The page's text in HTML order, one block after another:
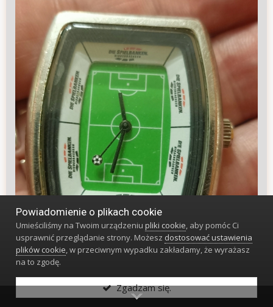
Powiadomienie o plikach cookie
Umieściliśmy na Twoim urządzeniupliki cookie, aby pomóc Ci
usprawnić przeglądanie strony. Możesz dostosować ustawienia
plików cookie, w przeciwnym wypadku zakładamy, że wyrażasz
na to zgodę.
Zgadzam się.